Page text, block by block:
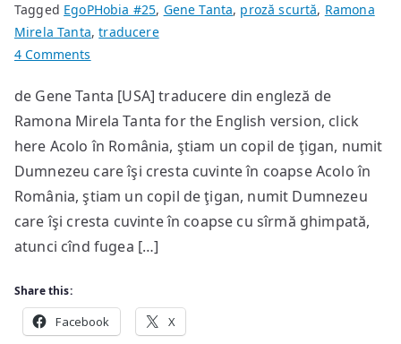
Tagged EgoPHobia #25, Gene Tanta, proză scurtă, Ramona
Mirela Tanta,traducere
4 Comments
Poems
de Gene Tanta [USA] traducere din engleză de
Ramona Mirela Tanta for the English version, click
here Acolo în România, ştiam un copil de ţigan, numit
Dumnezeu care îşi cresta cuvinte în coapse Acolo în
România, ştiam un copil de ţigan, numit Dumnezeu
care îşi cresta cuvinte în coapse cu sîrmă ghimpată,
atunci cînd fugea […]
Share this:
Facebook X